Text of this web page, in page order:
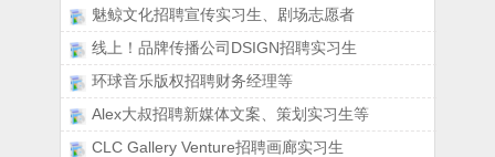
魅鲸文化招聘宣传实习生、剧场志愿者
线上！品牌传播公司DSIGN招聘实习生
环球音乐版权招聘财务经理等
Alex大叔招聘新媒体文案、策划实习生等
CLC Gallery Venture招聘画廊实习生